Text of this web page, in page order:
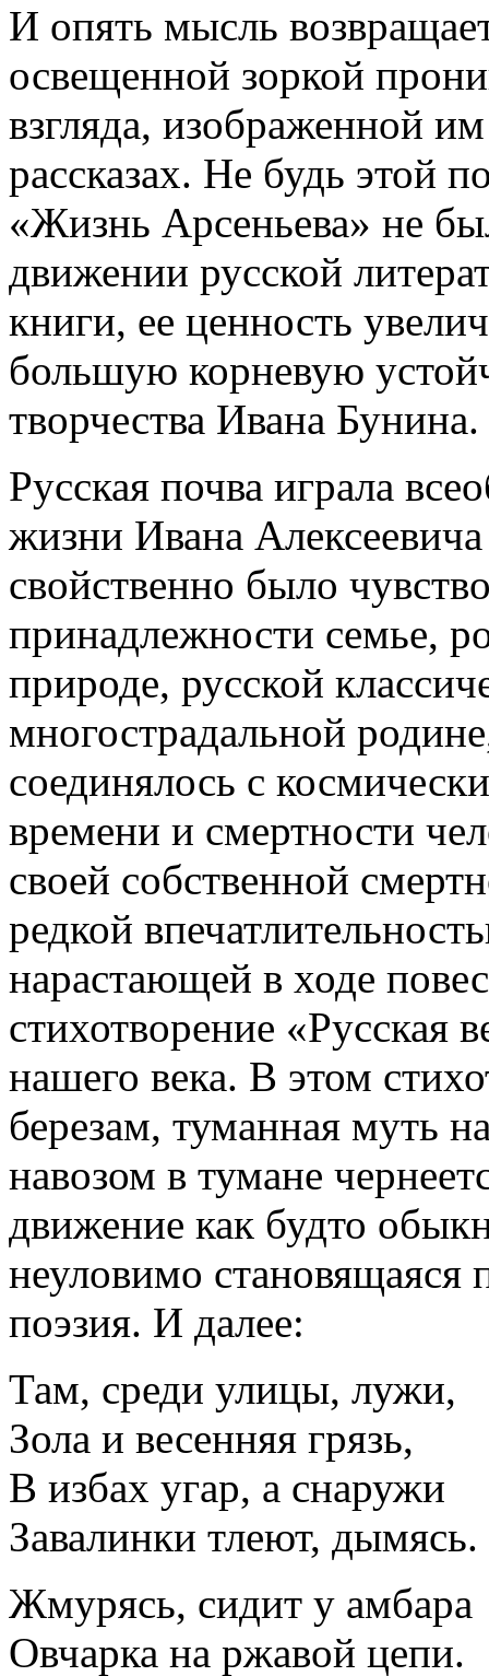
И опять мысль
освещенной зоркой
взгляда, изображенной
рассказах. Не будь этой
«Жизнь Арсеньева» не
движении русской
книги, ее ценность
большую корневую
творчества Ивана Бунина.
Русская почва играла
жизни Ивана
свойственно было
принадлежности семье,
природе, русской
многострадальной
соединялось с
времени и смертности
своей собственной
редкой
нарастающей в ходе
стихотворение «Русская
нашего века. В этом
березам, туманная муть
навозом в тумане
движение как будто
неуловимо становящаяся
поэзия. И далее:
Там, среди улицы, лужи,
Зола и весенняя грязь,
В избах угар, а снаружи
Завалинки тлеют, дымясь.
Жмурясь, сидит у амбара
Овчарка на ржавой цепи.